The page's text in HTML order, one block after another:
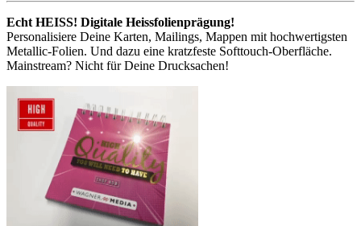
Echt HEISS! Digitale Heissfolienprägung!
Personalisiere Deine Karten, Mailings, Mappen mit hochwertigsten
Metallic-Folien. Und dazu eine kratzfeste Softtouch-Oberfläche.
Mainstream? Nicht für Deine Drucksachen!